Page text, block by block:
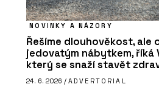
NOVINKY A NÁZORY
Řešíme dlouhověkost, ale
jedovatým nábytkem, říká
který se snaží stavět
24. 6. 2026 / ADVERTORIAL